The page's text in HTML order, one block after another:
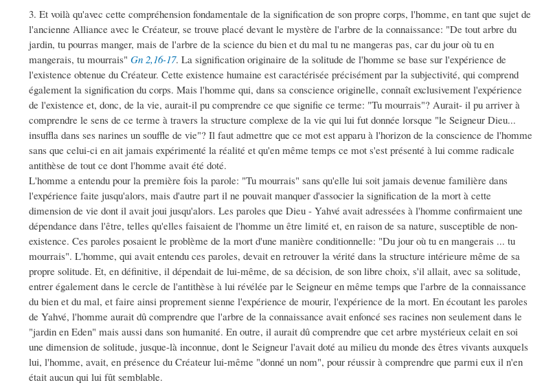
3. Et voilà qu'avec cette compréhension fondamentale de la signification de son propre corps, l'homme, en tant que sujet de
l'ancienne Alliance avec le Créateur, se trouve placé devant le mystère de l'arbre de la connaissance: "De tout arbre du
jardin, tu pourras manger, mais de l'arbre de la science du bien et du mal tu ne mangeras pas, car du jour où tu en
mangerais, tu mourrais" Gn 2,16-17. La signification originaire de la solitude de l'homme se base sur l'expérience de
l'existence obtenue du Créateur. Cette existence humaine est caractérisée précisément par la subjectivité, qui comprend
également la signification du corps. Mais l'homme qui, dans sa conscience originelle, connaît exclusivement l'expérience
de l'existence et, donc, de la vie, aurait-il pu comprendre ce que signifie ce terme: "Tu mourrais"? Aurait- il pu arriver à
comprendre le sens de ce terme à travers la structure complexe de la vie qui lui fut donnée lorsque "le Seigneur Dieu...
insuffla dans ses narines un souffle de vie"? Il faut admettre que ce mot est apparu à l'horizon de la conscience de l'homme
sans que celui-ci en ait jamais expérimenté la réalité et qu'en même temps ce mot s'est présenté à lui comme radicale
antithèse de tout ce dont l'homme avait été doté.
L'homme a entendu pour la première fois la parole: "Tu mourrais" sans qu'elle lui soit jamais devenue familière dans
l'expérience faite jusqu'alors, mais d'autre part il ne pouvait manquer d'associer la signification de la mort à cette
dimension de vie dont il avait joui jusqu'alors. Les paroles que Dieu - Yahvé avait adressées à l'homme confirmaient une
dépendance dans l'être, telles qu'elles faisaient de l'homme un être limité et, en raison de sa nature, susceptible de non-
existence. Ces paroles posaient le problème de la mort d'une manière conditionnelle: "Du jour où tu en mangerais ... tu
mourrais". L'homme, qui avait entendu ces paroles, devait en retrouver la vérité dans la structure intérieure même de sa
propre solitude. Et, en définitive, il dépendait de lui-même, de sa décision, de son libre choix, s'il allait, avec sa solitude,
entrer également dans le cercle de l'antithèse à lui révélée par le Seigneur en même temps que l'arbre de la connaissance
du bien et du mal, et faire ainsi proprement sienne l'expérience de mourir, l'expérience de la mort. En écoutant les paroles
de Yahvé, l'homme aurait dû comprendre que l'arbre de la connaissance avait enfoncé ses racines non seulement dans le
"jardin en Eden" mais aussi dans son humanité. En outre, il aurait dû comprendre que cet arbre mystérieux celait en soi
une dimension de solitude, jusque-là inconnue, dont le Seigneur l'avait doté au milieu du monde des êtres vivants auxquels
lui, l'homme, avait, en présence du Créateur lui-même "donné un nom", pour réussir à comprendre que parmi eux il n'en
était aucun qui lui fût semblable.